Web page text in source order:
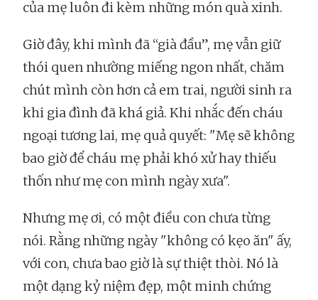
của mẹ luôn đi kèm những món quà xinh.
Giờ đây, khi mình đã “già đầu”, mẹ vẫn giữ
thói quen nhường miếng ngon nhất, chăm
chút mình còn hơn cả em trai, người sinh ra
khi gia đình đã khá giả. Khi nhắc đến cháu
ngoại tương lai, mẹ quả quyết: "Mẹ sẽ không
bao giờ để cháu mẹ phải khó xử hay thiếu
thốn như mẹ con mình ngày xưa".
Nhưng mẹ ơi, có một điều con chưa từng
nói. Rằng những ngày "không có kẹo ăn" ấy,
với con, chưa bao giờ là sự thiệt thòi. Nó là
một dạng kỷ niệm đẹp, một minh chứng